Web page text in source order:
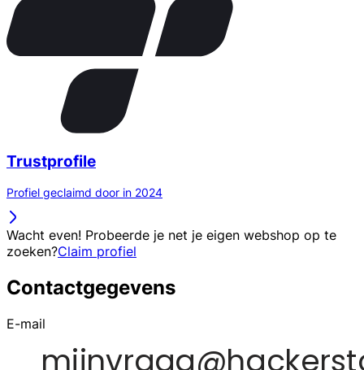
Trustprofile
Profiel geclaimd door in 2024
Wacht even! Probeerde je net je eigen webshop op te
zoeken?Claim profiel
Contactgegevens
E-mail